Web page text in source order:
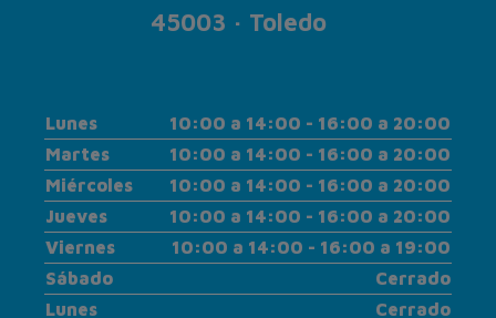
45003 · Toledo
Lunes
10:00 a 14:00 - 16:00 a 20:00
Martes
10:00 a 14:00 - 16:00 a 20:00
Miércoles
10:00 a 14:00 - 16:00 a 20:00
Jueves
10:00 a 14:00 - 16:00 a 20:00
Viernes
10:00 a 14:00 - 16:00 a 19:00
Sábado
Cerrado
Lunes
Cerrado